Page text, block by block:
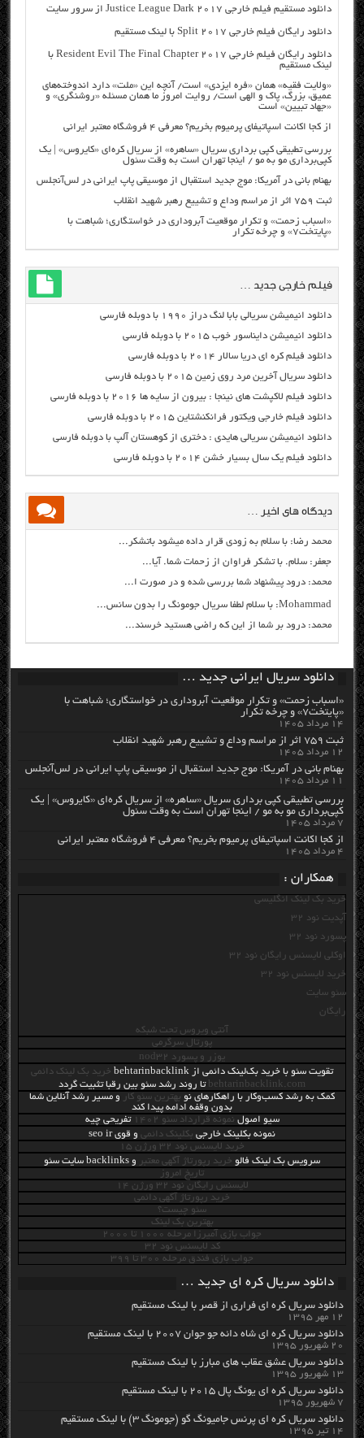
دانلود مستقیم فیلم خارجی Justice League Dark 2017 از سرور سایت
دانلود رایگان فیلم خارجی Split 2017 با لینک مستقیم
دانلود رایگان فیلم خارجی Resident Evil The Final Chapter 2017 با
لینک مستقیم
«ولایت فقیه» همان «فره ایزدی» است/ آنچه این «ملت» دارد اندوخته‌های
عمیق، بزرگ، پاک و الهی است/ روایت امروز ما همان مسئله «روشنگری» و
«جهاد تبیین» است
از کجا اکانت اسپاتیفای پرمیوم بخریم؟ معرفی ۴ فروشگاه معتبر ایرانی
بررسی تطبیقی کپی برداری سریال «ساهره» از سریال کره‌ای «کایروس» | یک
کپی‌برداری مو به مو / اینجا تهران است به وقت سئول
بهنام بانی در آمریکا: موج جدید استقبال از موسیقی پاپ ایرانی در لس‌آنجلس
ثبت ۷۵۹ اثر از مراسم وداع و تشییع رهبر شهید انقلاب
«اسباب زحمت» و تکرار موقعیت آبروداری در خواستگاری؛ شباهت با
«پایتخت۷» و چرخه تکرار
فیلم خارجی جدید …
دانلود انیمیشن سریالی بابا لنگ دراز ۱۹۹۰ با دوبله فارسی
دانلود انیمیشن دایناسور خوب ۲۰۱۵ با دوبله فارسی
دانلود فیلم کره ای دریا سالار ۲۰۱۴ با دوبله فارسی
دانلود سریال آخرین مرد روی زمین ۲۰۱۵ با دوبله فارسی
دانلود فیلم لاکپشت های نینجا : بیرون از سایه ها ۲۰۱۶ با دوبله فارسی
دانلود فیلم خارجی ویکتور فرانکنشتاین ۲۰۱۵ با دوبله فارسی
دانلود انیمیشن سریالی هایدی : دختری از کوهستان آلپ با دوبله فارسی
دانلود فیلم یک سال بسیار خشن ۲۰۱۴ با دوبله فارسی
دیدگاه های اخیر …
محمد رضا: با سلام به زودی قرار داده میشود باتشکر...
جعفر: سلام. با تشکر فراوان از زحمات شما. آیا...
محمد: درود پیشنهاد شما بررسی شده و در صورت ا...
Mohammad: با سلام لطفا سریال جومونگ را بدون سانس...
محمد: درود بر شما از این که راضی هستید خرسند...
دانلود سریال ایرانی جدید …
«اسباب زحمت» و تکرار موقعیت آبروداری در خواستگاری؛ شباهت با
«پایتخت۷» و چرخه تکرار
۱۴ مرداد ۱۴۰۵
ثبت ۷۵۹ اثر از مراسم وداع و تشییع رهبر شهید انقلاب
۱۲ مرداد ۱۴۰۵
بهنام بانی در آمریکا: موج جدید استقبال از موسیقی پاپ ایرانی در لس‌آنجلس
۱۱ مرداد ۱۴۰۵
بررسی تطبیقی کپی برداری سریال «ساهره» از سریال کره‌ای «کایروس» | یک
کپی‌برداری مو به مو / اینجا تهران است به وقت سئول
۷ مرداد ۱۴۰۵
از کجا اکانت اسپاتیفای پرمیوم بخریم؟ معرفی ۴ فروشگاه معتبر ایرانی
۴ مرداد ۱۴۰۵
همکاران :
خرید بک لینک انگلیسی
آپدیت نود 32
پسورد نود 32
اوکلی لایسنس رایگان نود 32
خرید لایسنس نود 32
سئو سایت
رایگان
آنتی ویروس تحت شبکه
پورتال سرگرمی
يوزر و پسورد nod32
تقویت سئو با خرید بک‌لینک دائمی از behtarinbacklink
خرید بک لینک دائمی
behtarinbacklink.com تا روند رشد سئو بین رقبا تثبیت گردد
کمک به رشد کسب‌وکار با راهکارهای نو بهترین سئو کار
و مسیر رشد آنلاین شما
بدون وقفه ادامه پیدا کند
سیو اصول نمونه قرارداد سئو 1402
تفریحی چیه
نمونه بکلینک خارجی بکلینک دائمیو قوی seo ir
خرید لایسنس نود 32 ورژن 15
سرویس بک لینک فالو خرید رپورتاژ آگهی معتبر
و backlinks سایت سئو
تاريخ امروز
لایسنس رایگان نود 32 ورژن 14
خرید رپورتاژ آگهی دائمی
سئو چیست؟
بهترین بک لینک
جواب بازی آمیرزا مرحله ۱۰۰۰ تا ۲۰۰۰
کد لایسنس نود 32
جواب بازی فندق مرحله ۳۰۰ تا ۳۹۹
دانلود سریال کره ای جدید …
دانلود سریال کره ای فراری از قصر با لینک مستقیم
۱۲ مهر ۱۳۹۵
دانلود سریال کره ای شاه دائه جو جوان ۲۰۰۷ با لینک مستقیم
۲۰ شهریور ۱۳۹۵
دانلود سریال عشق عقاب های مبارز با لینک مستقیم
۱۳ شهریور ۱۳۹۵
دانلود سریال کره ای یونگ پال ۲۰۱۵ با لینک مستقیم
۷ شهریور ۱۳۹۵
دانلود سریال کره ای پرنس جامیونگ گو (جومونگ ۳) با لینک مستقیم
۱۴ تیر ۱۳۹۵